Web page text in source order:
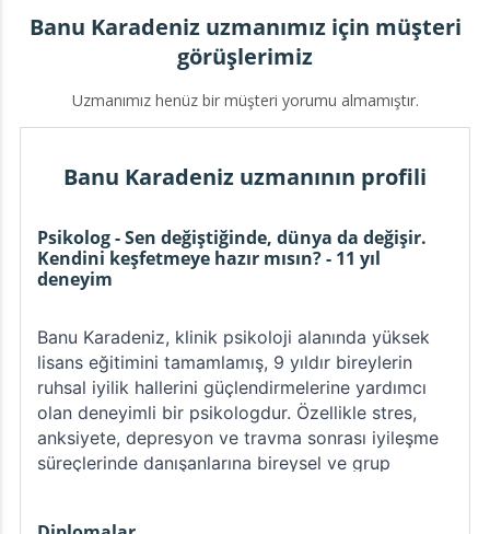
Banu Karadeniz uzmanımız için müşteri
görüşlerimiz
Uzmanımız henüz bir müşteri yorumu almamıştır.
Banu Karadeniz uzmanının profili
Psikolog - Sen değiştiğinde, dünya da değişir.
Kendini keşfetmeye hazır mısın? - 11 yıl
deneyim
Banu Karadeniz, klinik psikoloji alanında yüksek
lisans eğitimini tamamlamış, 9 yıldır bireylerin
ruhsal iyilik hallerini güçlendirmelerine yardımcı
olan deneyimli bir psikologdur. Özellikle stres,
anksiyete, depresyon ve travma sonrası iyileşme
süreçlerinde danışanlarına bireysel ve grup